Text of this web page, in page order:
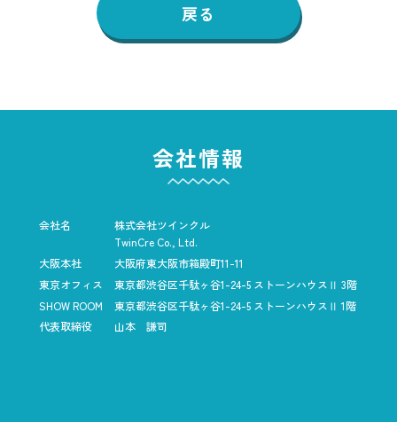
戻る
会社情報
会社名
株式会社ツインクル
TwinCre Co., Ltd.
大阪本社
大阪府東大阪市箱殿町11-11
東京オフィス
東京都渋谷区千駄ヶ谷1-24-5 ストーンハウスⅡ 3階
SHOW ROOM
東京都渋谷区千駄ヶ谷1-24-5 ストーンハウスⅡ 1階
代表取締役
山本 謙司